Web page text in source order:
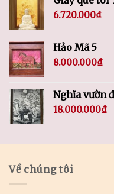
6.720.000₫
Hảo Mã 5
8.000.000₫
Nghĩa vườn
18.000.000₫
Về chúng tôi